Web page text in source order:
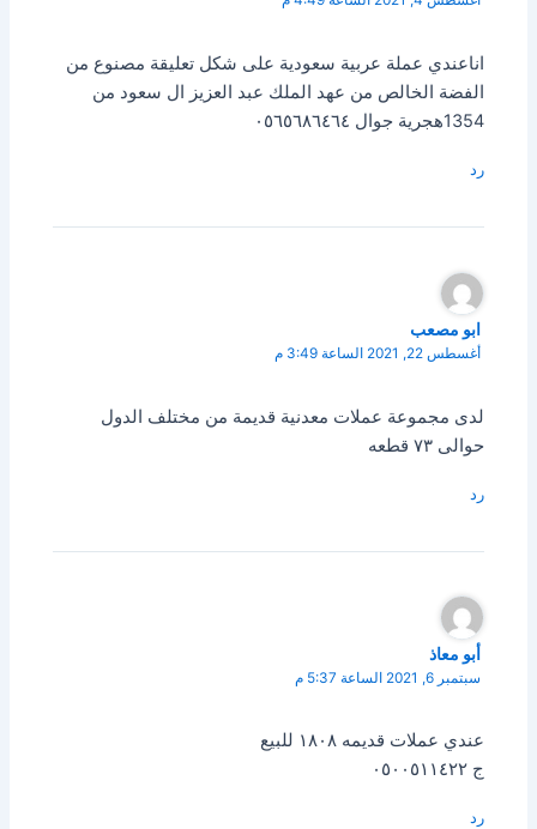
اناعندي عملة عربية سعودية على شكل تعليقة مصنوع من
الفضة الخالص من عهد الملك عبد العزيز ال سعود من
1354هجرية جوال ٠٥٦٥٦٨٦٤٦٤
رد
ابو مصعب
أغسطس 22, 2021 الساعة 3:49 م
لدى مجموعة عملات معدنية قديمة من مختلف الدول
حوالى ٧٣ قطعه
رد
أبو معاذ
سبتمبر 6, 2021 الساعة 5:37 م
عندي عملات قديمه ١٨٠٨ للبيع
ج ٠٥٠٠٥١١٤٢٢
رد